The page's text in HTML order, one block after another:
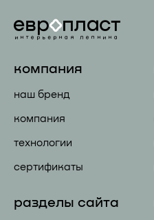
компания
наш бренд
компания
технологии
сертификаты
разделы сайта